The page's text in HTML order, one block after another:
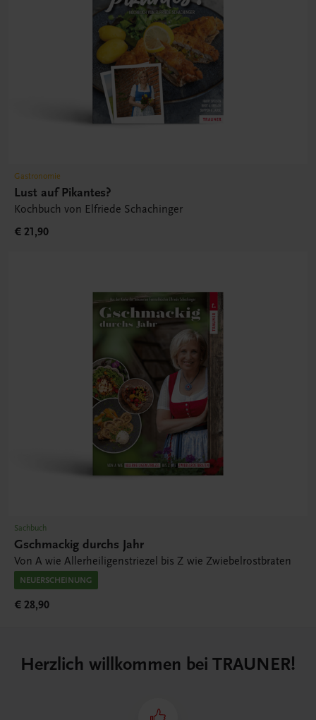
Gastronomie
Lust auf Pikantes?
Kochbuch von Elfriede Schachinger
€ 21,90
Sachbuch
Gschmackig durchs Jahr
Von A wie Allerheiligenstriezel bis Z wie Zwiebelrostbraten
NEUERSCHEINUNG
€ 28,90
Herzlich willkommen bei TRAUNER!